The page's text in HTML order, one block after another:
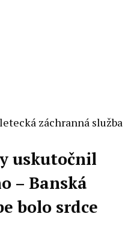
záchranná služba
uskutočnil
– Banská
bolo srdce